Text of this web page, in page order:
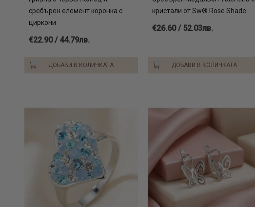
сребърен елемент коронка с
циркони
€22.90 / 44.79лв.
ДОБАВИ В КОЛИЧКАТА
кристали от Sw® Rose Shade
€26.60 / 52.03лв.
ДОБАВИ В КОЛИЧКАТА